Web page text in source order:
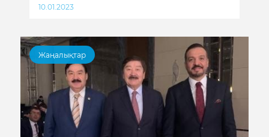
10.01.2023
Жаңалықтар